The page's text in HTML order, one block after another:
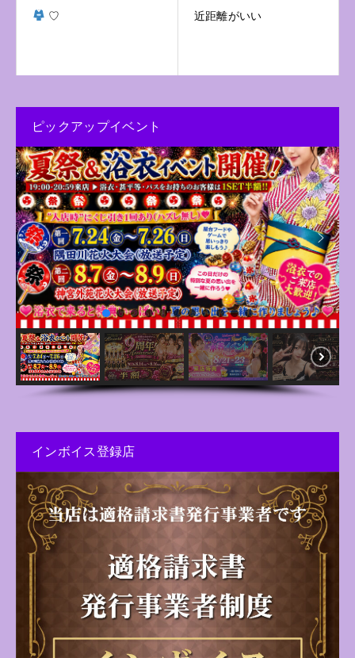
♡ 近距離がいい
ピックアップイベント
インボイス登録店